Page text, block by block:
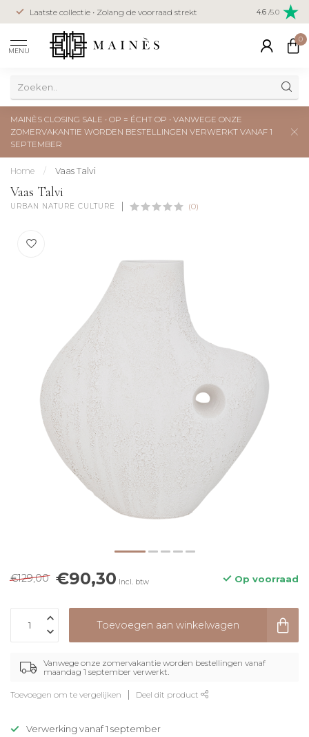
Laatste collectie • Zolang de voorraad strekt Veilig
creditcard
4.6 /5.0
MENU
0
MAINÈS CLOSING SALE • OP = ÉCHT OP • VANWEGE ONZE
ZOMERVAKANTIE WORDEN BESTELLINGEN VERWERKT VANAF 1
SEPTEMBER
Home / Vaas Talvi
Vaas Talvi
URBAN NATURE CULTURE (0)
€129,00 €90,30 Incl. btw Op voorraad
Toevoegen aan winkelwagen
Vanwege onze zomervakantie worden bestellingen vanaf
maandag 1 september verwerkt.
Toevoegen om te vergelijken Deel dit product
Verwerking vanaf 1 september